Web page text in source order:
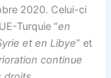
2020. Celui-ci
Turquie “en
et en Libye” et
continue